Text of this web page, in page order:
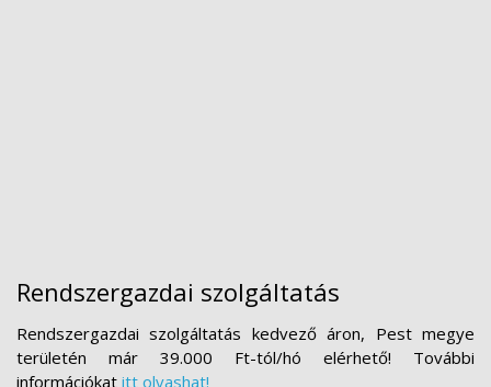
Rendszergazdai szolgáltatás
Rendszergazdai szolgáltatás kedvező áron, Pest megye
területén már 39.000 Ft-tól/hó elérhető! További
információkat itt olvashat!